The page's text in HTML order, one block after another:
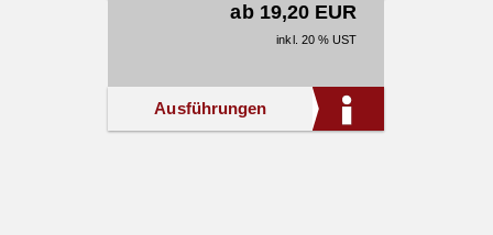
ab 19,20 EUR
inkl. 20 % UST
Ausführungen